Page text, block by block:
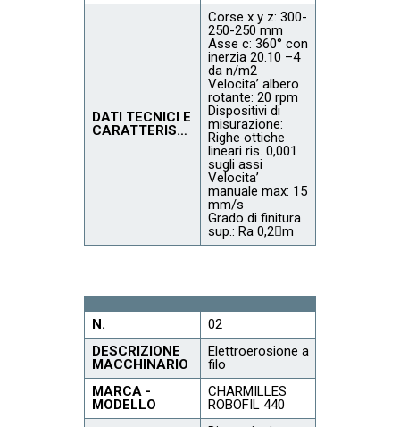
DATI TECNICI E
CARATTERISTICHE
Corse x y z: 300-
250-250 mm
Asse c: 360° con
inerzia 20.10 –4
da n/m2
Velocita’ albero
rotante: 20 rpm
Dispositivi di
misurazione:
Righe ottiche
lineari ris. 0,001
sugli assi
Velocita’
manuale max: 15
mm/s
Grado di finitura
sup.: Ra 0,2m
N.
02
DESCRIZIONE
MACCHINARIO
Elettroerosione a
filo
MARCA -
MODELLO
CHARMILLES
ROBOFIL 440